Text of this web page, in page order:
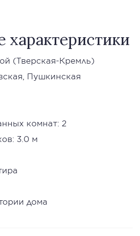
(Тверская-Кремль)
Пушкинская
комнат: 2
3.0 м
дома